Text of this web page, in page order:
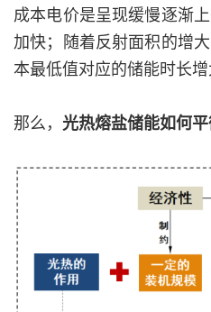
成本电价是呈现缓慢逐渐
加快；随着反射面积的增
本最低值对应的储能时长增
那么， 光热熔盐储能如何平